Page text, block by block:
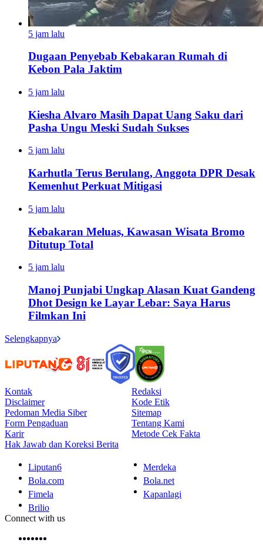
5 jam lalu
Dugaan Penyebab Kebakaran Rumah di
Kebon Pala Jaktim
5 jam lalu
Kiesha Alvaro Masih Dapat Uang Saku dari
Pasha Ungu Meski Sudah Sukses
5 jam lalu
Karhutla Terus Berulang, Anggota DPR Desak
Kemenhut Perkuat Mitigasi
5 jam lalu
Kebakaran Meluas, Kawasan Wisata Bromo
Ditutup Total
5 jam lalu
Manoj Punjabi Ungkap Alasan Kuat Gandeng
Dhot Design ke Layar Lebar: Saya Harus
Filmkan Ini
Selengkapnya
Kontak
Redaksi
Disclaimer
Kode Etik
Pedoman Media Siber
Sitemap
Form Pengaduan
Tentang Kami
Karir
Metode Cek Fakta
Hak Jawab dan Koreksi Berita
Liputan6
Merdeka
Bola.com
Bola.net
Fimela
Kapanlagi
Brilio
Connect with us